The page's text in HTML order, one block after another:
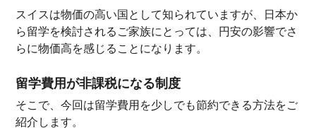
スイスは物価の高い国として知られていますが、日本か
ら留学を検討されるご家族にとっては、円安の影響でさ
らに物価高を感じることになります。
留学費用が非課税になる制度
そこで、今回は留学費用を少しでも節約できる方法をご
紹介します。